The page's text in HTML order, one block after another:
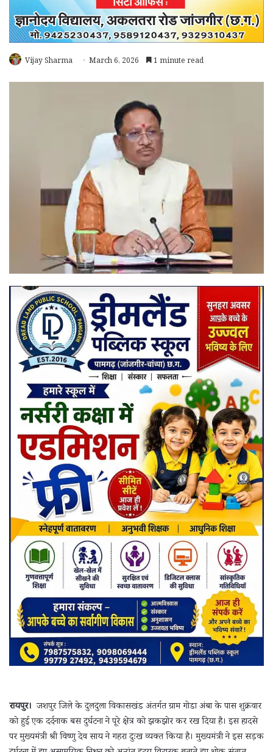
Vijay Sharma March 6, 2026 1 minute read
रायपुर। जशपुर जिले के दुलदुला विकासखंड अंतर्गत ग्राम गोडा अंबा के पास शुक्रवार
को हुई एक दर्दनाक बस दुर्घटना ने पूरे क्षेत्र को झकझोर कर रख दिया है। इस हादसे
पर मुख्यमंत्री श्री विष्णु देव साय ने गहरा दुःख व्यक्त किया है। मुख्यमंत्री ने इस सड़क